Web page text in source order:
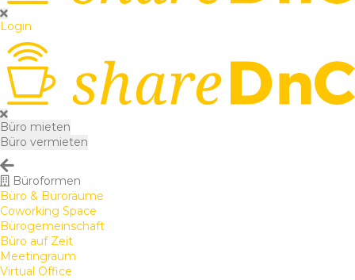
Login
Büro mieten
Büro vermieten
Büroformen
Büro & Büroräume
Coworking Space
Bürogemeinschaft
Büro auf Zeit
Meetingraum
Virtual Office